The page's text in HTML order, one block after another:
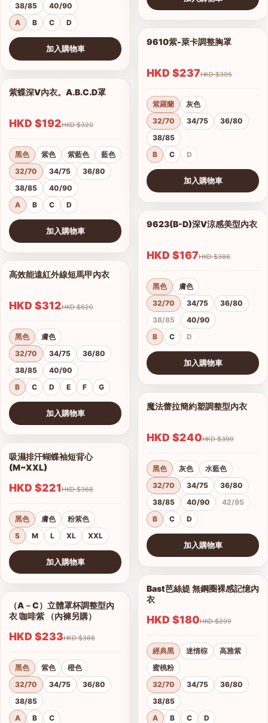
38/85
40/90
A
B C D
加入購物車
1/15
查看圖片
紫蝶深V內衣。A.B.C.D罩
HKD $192 HKD $320
黑色 紫色 紫藍色
藍色
32/70
34/75
36/80
38/85
40/90
A
B C D
加入購物車
1/14
查看圖片
高效能遠紅外線短馬甲內衣
HKD $312 HKD $520
黑色
膚色
32/70
34/75
36/80
38/85
40/90
B
C D E F G
加入購物車
查看圖片
吸濕排汗蝴蝶袖短背心
(M~XXL)
HKD $221 HKD $368
黑色 膚色
粉紫色
S
M L XL XXL
加入購物車
1/5
查看圖片
（A－C）立體罩杯調整型內
衣 咖啡紫 （內褲另購）
HKD $233 HKD $388
黑色 紫色
橙色
32/70
34/75
36/80
38/85
A
B C
查看圖片
9610紫-萊卡調整胸罩
HKD $237 HKD $395
紫羅蘭
灰色
32/70
34/75
36/80
38/85
B
C D
加入購物車
1/2
查看圖片
9623(B-D)深V涼感美型內衣
HKD $167 HKD $388
黑色
膚色
32/70
34/75
36/80
38/85
40/90
B
C D
加入購物車
1/10
查看圖片
魔法蕾拉簡約塑調整型內衣
HKD $240 HKD $399
黑色 灰色
水藍色
32/70
34/75
36/80
38/85
40/90
42/95
B
C D
加入購物車
1/15
查看圖片
Bast芭絲媞 無鋼圈裸感記憶內
衣
HKD $180 HKD $299
經典黑 迷情棕
高雅紫
蜜桃粉
32/70
34/75
36/80
38/85
A
B C D
港澳中文